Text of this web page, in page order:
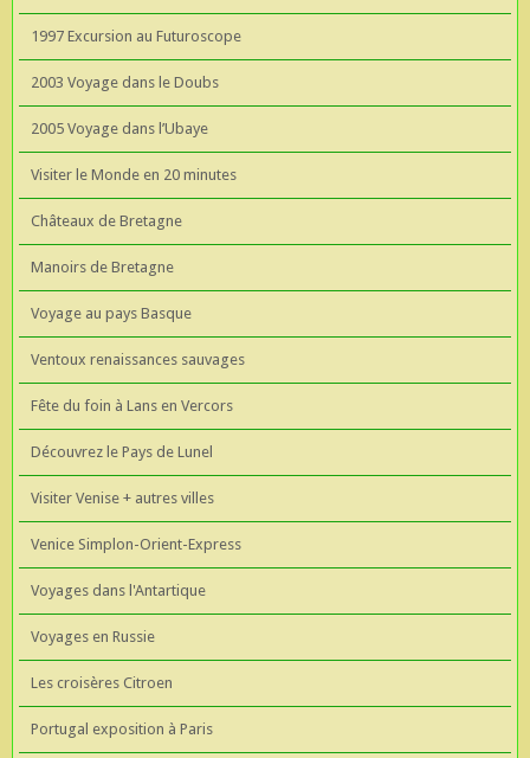
1997 Excursion au Futuroscope
2003 Voyage dans le Doubs
2005 Voyage dans l’Ubaye
Visiter le Monde en 20 minutes
Châteaux de Bretagne
Manoirs de Bretagne
Voyage au pays Basque
Ventoux renaissances sauvages
Fête du foin à Lans en Vercors
Découvrez le Pays de Lunel
Visiter Venise + autres villes
Venice Simplon-Orient-Express
Voyages dans l'Antartique
Voyages en Russie
Les croisères Citroen
Portugal exposition à Paris